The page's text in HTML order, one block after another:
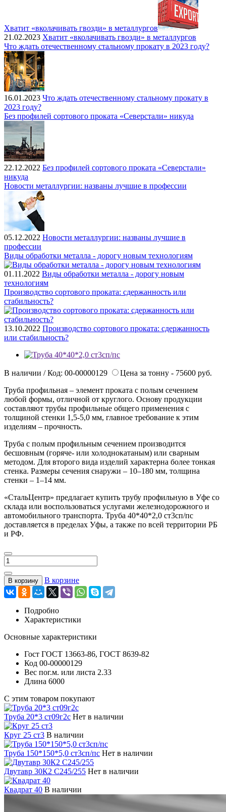
Хватит «вколачивать гвозди» в металлургов
21.02.2023 Хватит «вколачивать гвозди» в металлургов
Что ждать отечественному стальному прокату в 2023 году?
16.01.2023 Что ждать отечественному стальному прокату в
2023 году?
Без профилей сортового проката «Северстали» никуда
22.12.2022 Без профилей сортового проката «Северстали»
никуда
Новости металлургии: названы лучшие в профессии
05.12.2022 Новости металлургии: названы лучшие в
профессии
Виды обработки металла - дорогу новым технологиям
01.11.2022 Виды обработки металла - дорогу новым
технологиям
Производство сортового проката: сдержанность или
стабильность?
13.10.2022 Производство сортового проката: сдержанность
или стабильность?
В наличии / Код: 00-00000129
Цена за тонну - 75600 руб.
Труба профильная – элемент проката с полым сечением
любой формы, отличной от круглого. Основу продукции
составляют трубы профильные общего применения с
толщиной стенки 1,5-5,0 мм, главное требование к этим
изделиям – прочность.
Труба с полым профильным сечением производится
бесшовным (горяче- или холоднокатаным) или сварным
методом. Для второго вида изделий характерна более тонкая
стенка. Размеры сечения снаружи – 10–180 мм, толщина
стенки – 1–14 мм.
«СтальЦентр» предлагает купить трубу профильную в Уфе со
склада или воспользоваться услугами железнодорожного и
автомобильного транспорта. Труба 40*40*2,0 ст3сп/пс
доставляется в пределах Уфы, а также по всей территории РБ
и РФ.
В корзину В корзине
Подробно
Характеристики
Основные характеристики
Гост ГОСТ 13663-86, ГОСТ 8639-82
Код 00-00000129
Вес пог.м. или листа 2.33
Длина 6000
С этим товаром покупают
Труба 20*3 ст09г2с Нет в наличии
Круг 25 ст3 В наличии
Труба 150*150*5,0 ст3сп/пс Нет в наличии
Двутавр 30К2 С245/255 Нет в наличии
Квадрат 40 В наличии